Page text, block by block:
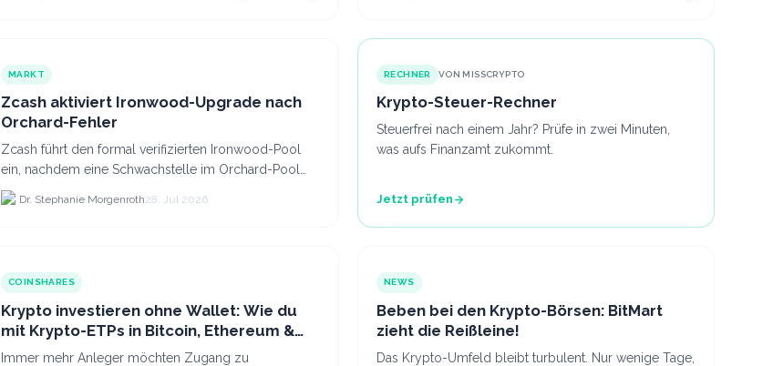
MARKT
Zcash aktiviert Ironwood-Upgrade nach
Orchard-Fehler
Zcash führt den formal verifizierten Ironwood-Pool
ein, nachdem eine Schwachstelle im Orchard-Pool
die Erstellung gefälschter ZEC-Token ermöglichte.
Dr. Stephanie Morgenroth28. Jul 2026
RECHNER VON MISSCRYPTO
Krypto-Steuer-Rechner
Steuerfrei nach einem Jahr? Prüfe in zwei Minuten,
was aufs Finanzamt zukommt.
Jetzt prüfen
COINSHARES
Krypto investieren ohne Wallet: Wie du
mit Krypto-ETPs in Bitcoin, Ethereum &
Co. anlegst
Immer mehr Anleger möchten Zugang zu
NEWS
Beben bei den Krypto-Börsen: BitMart
zieht die Reißleine!
Das Krypto-Umfeld bleibt turbulent. Nur wenige Tage,